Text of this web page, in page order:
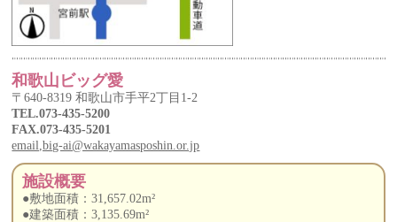
和歌山ビッグ愛
〒640-8319 和歌山市手平2丁目1-2
TEL.073-435-5200
FAX.073-435-5201
email,big-ai@wakayamasposhin.or.jp
施設概要
●敷地面積：31,657.02m²
●建築面積：3,135.69m²